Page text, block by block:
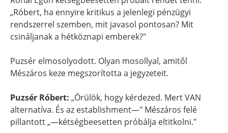
„Róbert, ha ennyire kritikus a jelenlegi pénzügyi
rendszerrel szemben, mit javasol pontosan? Mit
csináljanak a hétköznapi emberek?"
Puzsér elmosolyodott. Olyan mosollyal, amitől
Mészáros keze megszorította a jegyzeteit.
Puzsér Róbert: „Örülök, hogy kérdezed. Mert VAN
alternatíva. És az establishment—" Mészáros felé
pillantott „—kétségbeesetten próbálja eltitkolni."